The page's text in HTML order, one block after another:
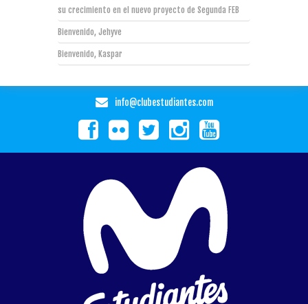
su crecimiento en el nuevo proyecto de Segunda FEB
Bienvenido, Jehyve
Bienvenido, Kaspar
info@clubestudiantes.com